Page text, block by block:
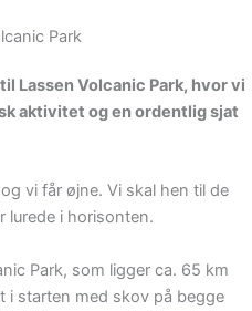
Park
Lassen Volcanic Park, hvor vi
aktivitet og en ordentlig sjat
vi får øjne. Vi skal hen til de
lurede i horisonten.
Park, som ligger ca. 65 km
i starten med skov på begge